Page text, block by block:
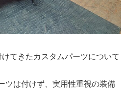
てきたカスタムパーツについて
ツは付けず、実用性重視の装備